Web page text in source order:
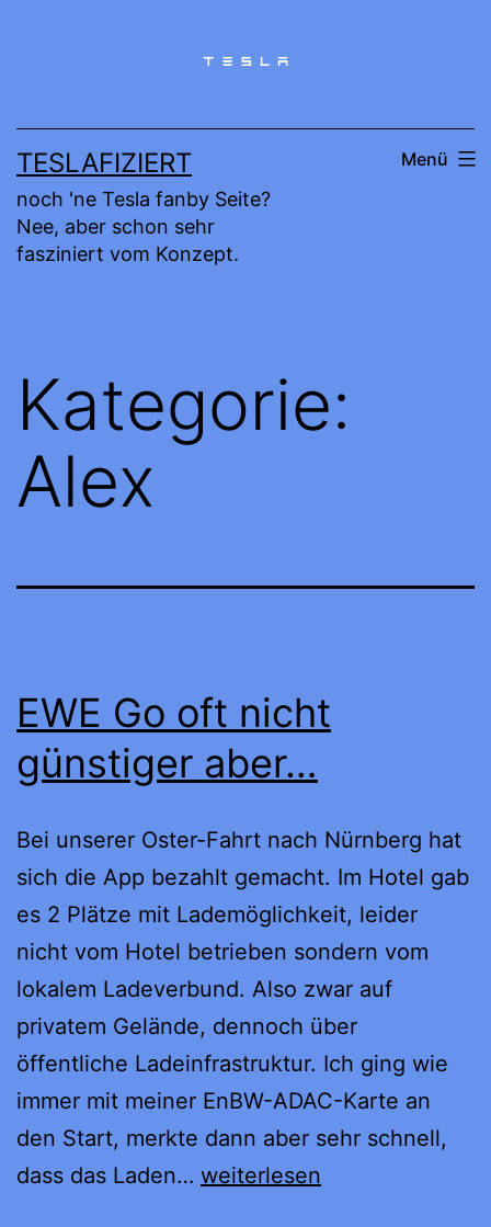
TESLAFIZIERT
noch 'ne Tesla fanby Seite?
Nee, aber schon sehr
fasziniert vom Konzept.
Menü
Kategorie:
Alex
EWE Go oft nicht
günstiger aber…
Bei unserer Oster-Fahrt nach Nürnberg hat
sich die App bezahlt gemacht. Im Hotel gab
es 2 Plätze mit Lademöglichkeit, leider
nicht vom Hotel betrieben sondern vom
lokalem Ladeverbund. Also zwar auf
privatem Gelände, dennoch über
öffentliche Ladeinfrastruktur. Ich ging wie
immer mit meiner EnBW-ADAC-Karte an
den Start, merkte dann aber sehr schnell,
dass das Laden… EWE
weiterlesen